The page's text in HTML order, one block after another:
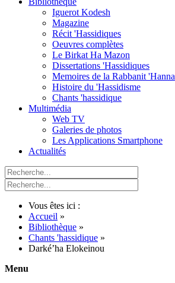
Iguerot Kodesh
Magazine
Récit 'Hassidiques
Oeuvres complètes
Le Birkat Ha Mazon
Dissertations 'Hassidiques
Memoires de la Rabbanit 'Hanna
Histoire du 'Hassidisme
Chants 'hassidique
Multimédia
Web TV
Galeries de photos
Les Applications Smartphone
Actualités
Vous êtes ici :
Accueil »
Bibliothèque »
Chants 'hassidique »
Darké’ha Elokeinou
Menu